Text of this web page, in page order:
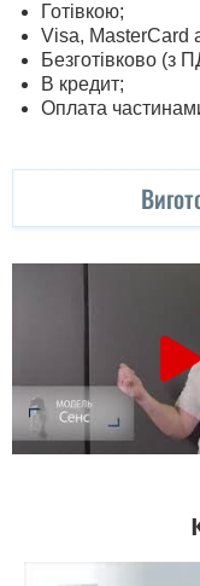
Готівкою;
Visa, MasterСard
Безготівково (з
В кредит;
Оплата